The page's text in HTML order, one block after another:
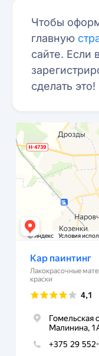
Чтобы
главную
сайте. Если
сделать это!